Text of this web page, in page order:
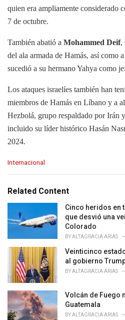
quien era ampliamente considerado
7 de octubre.
También abatió a Mohammed Deif,
del ala armada de Hamás, así como a
sucedió a su hermano Yahya como
Los ataques israelíes también han
miembros de Hamás en Líbano y a
Hezbolá, grupo respaldado por Irán
incluido su líder histórico Hasán
2024.
C
e
i
Internacional
Related Content
Cinco heridos en
que desvió una
Colorado
BYALTAGRACIA ARIAS
Veinticinco
al gobierno
BYALTAGRACIA ARIAS
Volcán de Fuego
Guatemala
BYALTAGRACIA ARIAS